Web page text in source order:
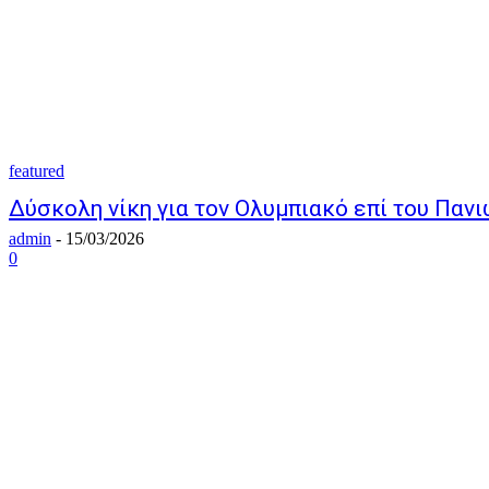
featured
Δύσκολη νίκη για τον Ολυμπιακό επί του
admin - 15/03/2026
0